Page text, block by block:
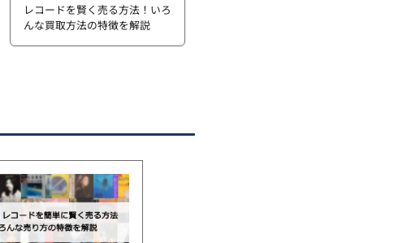
レコードを賢く売る方法！いろ
んな買取方法の特徴を解説